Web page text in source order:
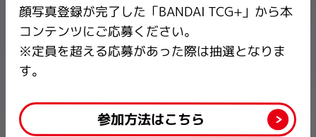
顔写真登録が完了した「BANDAI TCG+」から本
コンテンツにご応募ください。
※定員を超える応募があった際は抽選となりま
す。
参加方法はこちら